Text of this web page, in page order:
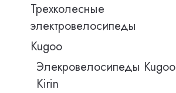
Трехколесные
электровелосипеды
Kugoo
Элекровелосипеды Kugoo
Kirin